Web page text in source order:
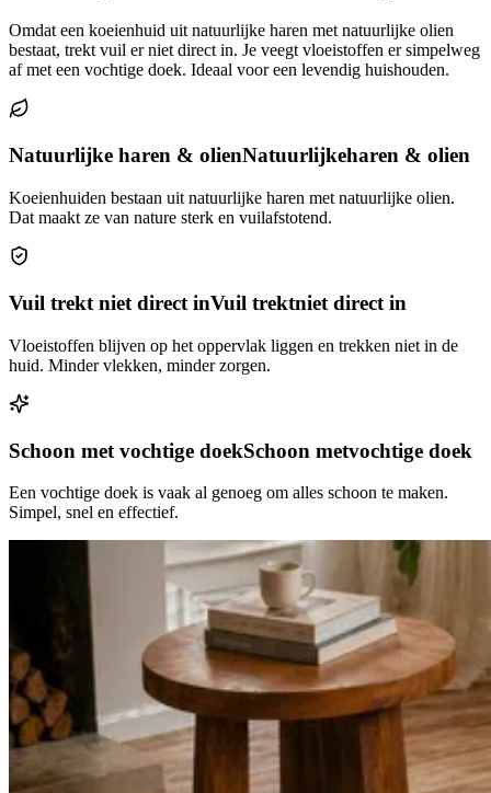
Omdat een koeienhuid uit natuurlijke haren met natuurlijke olien
bestaat, trekt vuil er niet direct in. Je veegt vloeistoffen er simpelweg
af met een vochtige doek. Ideaal voor een levendig huishouden.
Natuurlijke haren & olienNatuurlijkeharen & olien
Koeienhuiden bestaan uit natuurlijke haren met natuurlijke olien.
Dat maakt ze van nature sterk en vuilafstotend.
Vuil trekt niet direct inVuil trektniet direct in
Vloeistoffen blijven op het oppervlak liggen en trekken niet in de
huid. Minder vlekken, minder zorgen.
Schoon met vochtige doekSchoon metvochtige doek
Een vochtige doek is vaak al genoeg om alles schoon te maken.
Simpel, snel en effectief.